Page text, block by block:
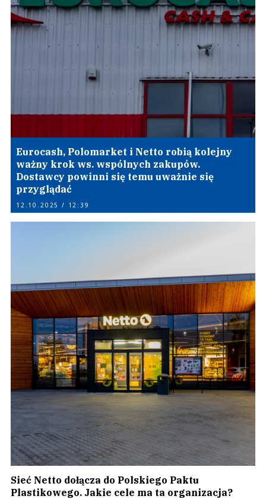
Eurocash, Polomarket i Netto robią kolejny
ważny krok ws. wspólnych zakupów.
Dostawcy powinni się temu uważnie się
przyglądać
12.10.2025 / 12:39
Sieć Netto dołącza do Polskiego Paktu
Plastikowego. Jakie cele ma ta organizacja?